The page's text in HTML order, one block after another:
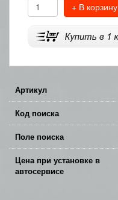
+ В корзину
Артикул
Код поиска
Поле поиска
Цена при установке в
автосервисе